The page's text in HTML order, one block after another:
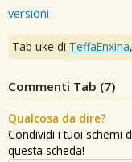
versioni
Tab uke di TeffaEnxina,
Commenti Tab (7)
Qualcosa da dire?
Condividi i tuoi schemi
questa scheda!